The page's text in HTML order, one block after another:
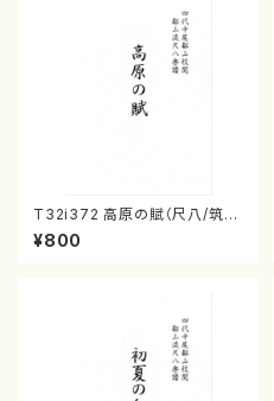
T32i372 高原の賦（尺八/筑紫
歌都子/楽譜）都山流公刊楽譜曲
番:2077
¥800